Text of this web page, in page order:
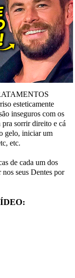
esteticamente
inseguros com os
pra sorrir direito e cá
gelo, iniciar um
etc.
de cada um dos
seus Dentes por